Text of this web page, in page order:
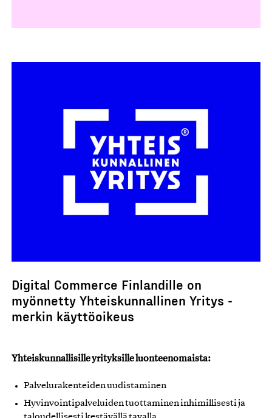
Digital Commerce Finlandille on
myönnetty Yhteiskunnallinen Yritys -
merkin käyttöoikeus
Yhteiskunnallisille yrityksille luonteenomaista:
Palvelurakenteiden uudistaminen
Hyvinvointipalveluiden tuottaminen inhimillisesti ja